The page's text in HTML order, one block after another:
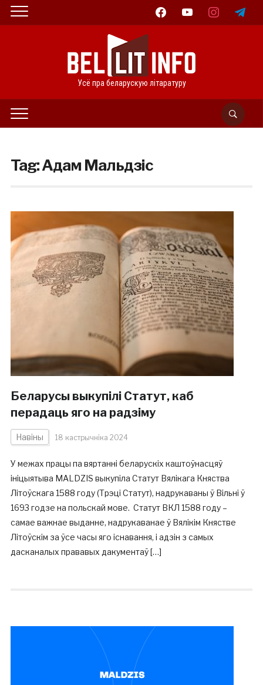
facebookyoutube instagramtelegram
Усё пра беларускую літаратуру
Tag:Адам Мальдзіс
Беларусы выкупілі Статут, каб
перадаць яго на радзіму
Навіны 18 кастрычніка 2024
У межах працы па вяртанні беларускіх каштоўнасцяў
ініцыятыва MALDZIS выкупіла Статут Вялікага Княства
Літоўскага 1588 году (Трэці Статут), надрукаваны ў Вільні ў
1693 годзе на польскай мове. Статут ВКЛ 1588 году –
самае важнае выданне, надрукаванае ў Вялікім Княстве
Літоўскім за ўсе часы яго існавання, і адзін з самых
дасканалых прававых дакументаў […]